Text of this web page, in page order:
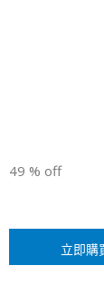
49 % off
立即購